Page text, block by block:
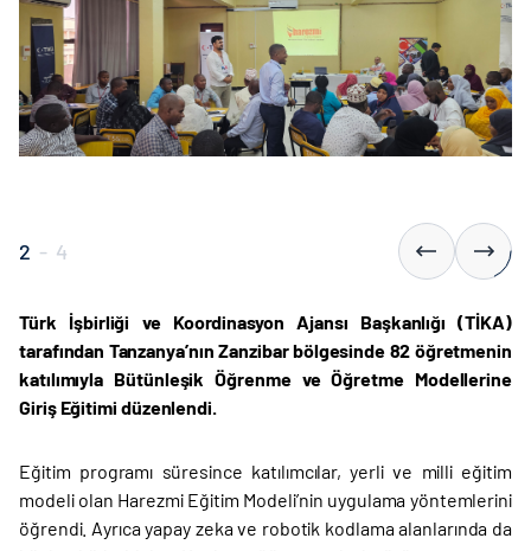
2 - 4
Türk İşbirliği ve Koordinasyon Ajansı Başkanlığı (TİKA)
tarafından Tanzanya’nın Zanzibar bölgesinde 82 öğretmenin
katılımıyla Bütünleşik Öğrenme ve Öğretme Modellerine
Giriş Eğitimi düzenlendi.
Eğitim programı süresince katılımcılar, yerli ve milli eğitim
modeli olan Harezmi Eğitim Modeli’nin uygulama yöntemlerini
öğrendi. Ayrıca yapay zeka ve robotik kodlama alanlarında da